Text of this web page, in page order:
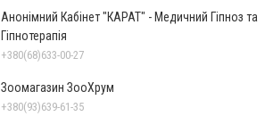
Анонімний Кабінет "КАРАТ" - Медичний Гіпноз та
Гіпнотерапія
+380(68)633-00-27
Зоомагазин ЗооХрум
+380(93)639-61-35